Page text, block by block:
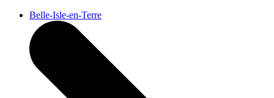
Belle-Isle-en-Terre